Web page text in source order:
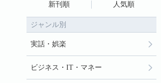
新刊順 人気順
ジャンル別
実話・娯楽
ビジネス・IT・マネー